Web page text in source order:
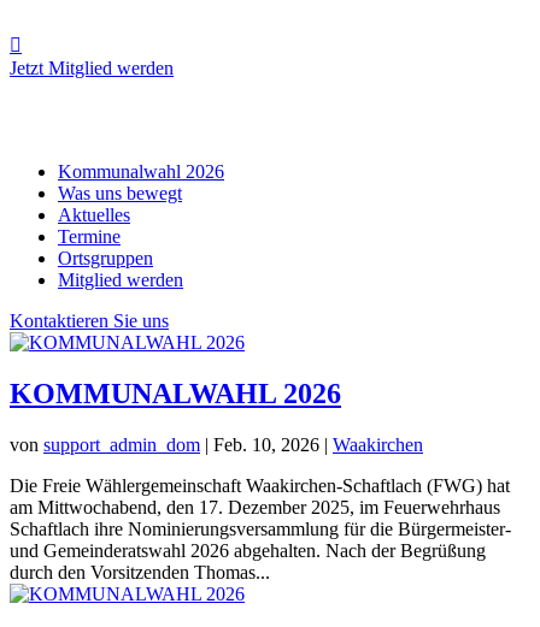

Jetzt Mitglied werden
Kommunalwahl 2026
Was uns bewegt
Aktuelles
Termine
Ortsgruppen
Mitglied werden
Kontaktieren Sie uns
KOMMUNALWAHL 2026
von support_admin_dom | Feb. 10, 2026 | Waakirchen
Die Freie Wählergemeinschaft Waakirchen-Schaftlach (FWG) hat
am Mittwochabend, den 17. Dezember 2025, im Feuerwehrhaus
Schaftlach ihre Nominierungsversammlung für die Bürgermeister-
und Gemeinderatswahl 2026 abgehalten. Nach der Begrüßung
durch den Vorsitzenden Thomas...